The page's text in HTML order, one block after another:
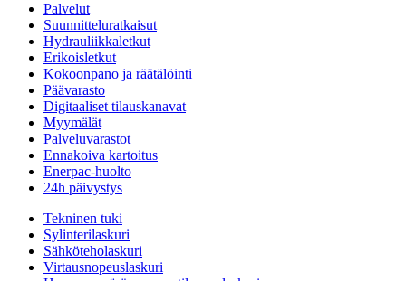
Palvelut
Suunnitteluratkaisut
Hydrauliikkaletkut
Erikoisletkut
Kokoonpano ja räätälöinti
Päävarasto
Digitaaliset tilauskanavat
Myymälät
Palveluvarastot
Ennakoiva kartoitus
Enerpac-huolto
24h päivystys
Tekninen tuki
Sylinterilaskuri
Sähköteholaskuri
Virtausnopeuslaskuri